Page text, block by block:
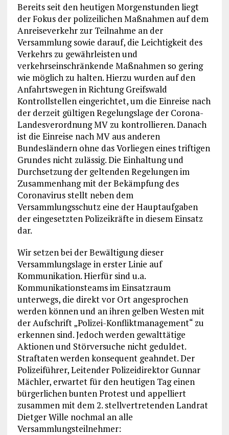
Bereits seit den heutigen Morgenstunden liegt
der Fokus der polizeilichen Maßnahmen auf dem
Anreiseverkehr zur Teilnahme an der
Versammlung sowie darauf, die Leichtigkeit des
Verkehrs zu gewährleisten und
verkehrseinschränkende Maßnahmen so gering
wie möglich zu halten. Hierzu wurden auf den
Anfahrtswegen in Richtung Greifswald
Kontrollstellen eingerichtet, um die Einreise nach
der derzeit gültigen Regelungslage der Corona-
Landesverordnung MV zu kontrollieren. Danach
ist die Einreise nach MV aus anderen
Bundesländern ohne das Vorliegen eines triftigen
Grundes nicht zulässig. Die Einhaltung und
Durchsetzung der geltenden Regelungen im
Zusammenhang mit der Bekämpfung des
Coronavirus stellt neben dem
Versammlungsschutz eine der Hauptaufgaben
der eingesetzten Polizeikräfte in diesem Einsatz
dar.
Wir setzen bei der Bewältigung dieser
Versammlungslage in erster Linie auf
Kommunikation. Hierfür sind u.a.
Kommunikationsteams im Einsatzraum
unterwegs, die direkt vor Ort angesprochen
werden können und an ihren gelben Westen mit
der Aufschrift „Polizei-Konfliktmanagement“ zu
erkennen sind. Jedoch werden gewalttätige
Aktionen und Störversuche nicht geduldet.
Straftaten werden konsequent geahndet. Der
Polizeiführer, Leitender Polizeidirektor Gunnar
Mächler, erwartet für den heutigen Tag einen
bürgerlichen bunten Protest und appelliert
zusammen mit dem 2. stellvertretenden Landrat
Dietger Wille nochmal an alle
Versammlungsteilnehmer: